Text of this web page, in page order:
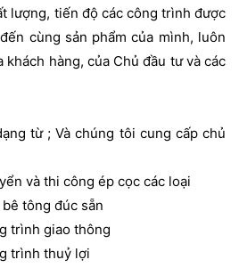
lượng, tiến độ các công trình được
cùng sản phẩm của mình, luôn
hàng, của Chủ đầu tư và các
từ ; Và chúng tôi cung cấp chủ
và thi công ép cọc các loại
tông đúc sẵn
trình giao thông
trình thuỷ lợi